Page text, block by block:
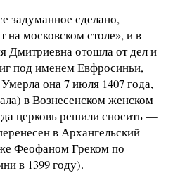
задуманное сделано,
на московском столе», и в
Дмитриевна отошла от дел и
под именем Евфросиньи,
она 7 июля 1407 года,
в Вознесенском женском
церковь решили сносить —
в Архангельский
Феофаном Греком по
в 1399 году).